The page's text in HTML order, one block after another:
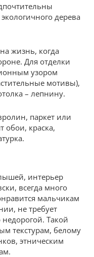
дерева
жизнь, когда
Для отделки
узором
мотивы),
– лепнину.
паркет или
обои, краска,
интерьер
всегда много
мальчикам
не требует
Такой
текстурам, белому
этническим